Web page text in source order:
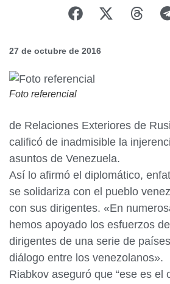
27 de octubre de 2016
Foto referencial
de Relaciones Exteriores de
calificó de inadmisible la
asuntos de Venezuela.
Así lo afirmó el diplomático,
se solidariza con el pueblo
con sus dirigentes. «En
hemos apoyado los esfuerzos
dirigentes de una serie de
diálogo entre los venezolanos».
Riabkov aseguró que “ese es